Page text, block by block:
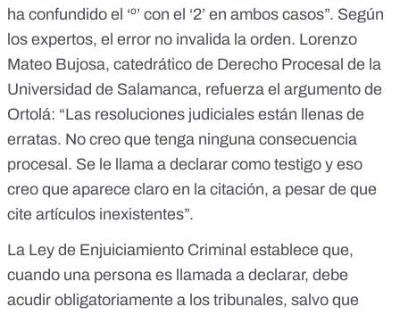
ha confundido el ‘º’ con el ‘2’ en ambos casos”. Según
los expertos, el error no invalida la orden. Lorenzo
Mateo Bujosa, catedrático de Derecho Procesal de la
Universidad de Salamanca, refuerza el argumento de
Ortolá: “Las resoluciones judiciales están llenas de
erratas. No creo que tenga ninguna consecuencia
procesal. Se le llama a declarar como testigo y eso
creo que aparece claro en la citación, a pesar de que
cite artículos inexistentes”.
La Ley de Enjuiciamiento Criminal establece que,
cuando una persona es llamada a declarar, debe
acudir obligatoriamente a los tribunales, salvo que